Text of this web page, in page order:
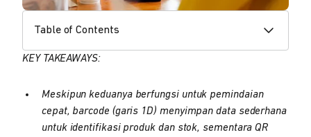
Table of Contents
KEY TAKEAWAYS:
Meskipun keduanya berfungsi untuk pemindaian
cepat, barcode (garis 1D) menyimpan data sederhana
untuk identifikasi produk dan stok, sementara QR